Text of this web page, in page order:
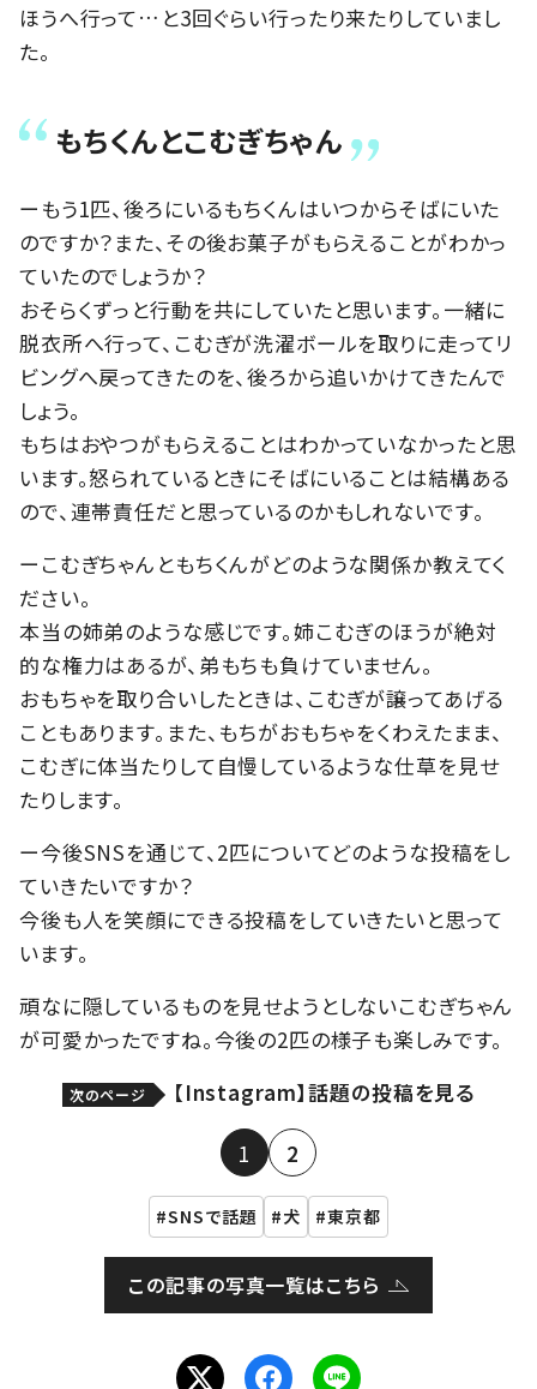
ほうへ行って…と3回ぐらい行ったり来たりしていまし
た。
もちくんとこむぎちゃん
ーもう1匹、後ろにいるもちくんはいつからそばにいた
のですか？また、その後お菓子がもらえることがわかっ
ていたのでしょうか？
おそらくずっと行動を共にしていたと思います。一緒に
脱衣所へ行って、こむぎが洗濯ボールを取りに走ってリ
ビングへ戻ってきたのを、後ろから追いかけてきたんで
しょう。
もちはおやつがもらえることはわかっていなかったと思
います。怒られているときにそばにいることは結構ある
ので、連帯責任だと思っているのかもしれないです。
ーこむぎちゃんともちくんがどのような関係か教えてく
ださい。
本当の姉弟のような感じです。姉こむぎのほうが絶対
的な権力はあるが、弟もちも負けていません。
おもちゃを取り合いしたときは、こむぎが譲ってあげる
こともあります。また、もちがおもちゃをくわえたまま、
こむぎに体当たりして自慢しているような仕草を見せ
たりします。
ー今後SNSを通じて、2匹についてどのような投稿をし
ていきたいですか？
今後も人を笑顔にできる投稿をしていきたいと思って
います。
頑なに隠しているものを見せようとしないこむぎちゃん
が可愛かったですね。今後の2匹の様子も楽しみです。
次のページ 【Instagram】話題の投稿を見る
1 2
SNSで話題 犬 東京都
この記事の写真一覧はこちら